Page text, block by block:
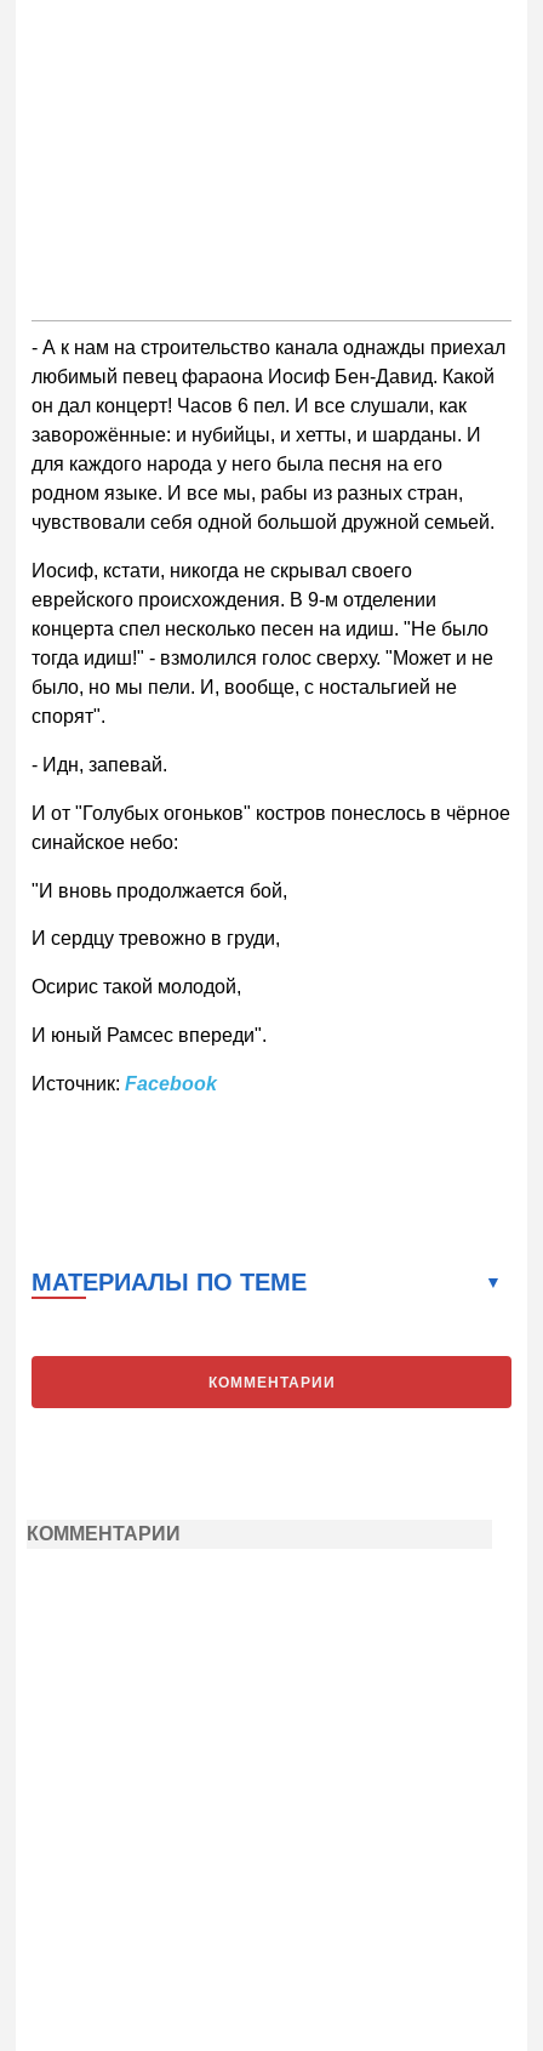
- А к нам на строительство канала однажды приехал
любимый певец фараона Иосиф Бен-Давид. Какой
он дал концерт! Часов 6 пел. И все слушали, как
заворожённые: и нубийцы, и хетты, и шарданы. И
для каждого народа у него была песня на его
родном языке. И все мы, рабы из разных стран,
чувствовали себя одной большой дружной семьей.
Иосиф, кстати, никогда не скрывал своего
еврейского происхождения. В 9-м отделении
концерта спел несколько песен на идиш. "Не было
тогда идиш!" - взмолился голос сверху. "Может и не
было, но мы пели. И, вообще, с ностальгией не
спорят".
- Идн, запевай.
И от "Голубых огоньков" костров понеслось в чёрное
синайское небо:
"И вновь продолжается бой,
И сердцу тревожно в груди,
Осирис такой молодой,
И юный Рамсес впереди".
Источник:Facebook
МАТЕРИАЛЫ ПО ТЕМЕ
КОММЕНТАРИИ
КОММЕНТАРИИ